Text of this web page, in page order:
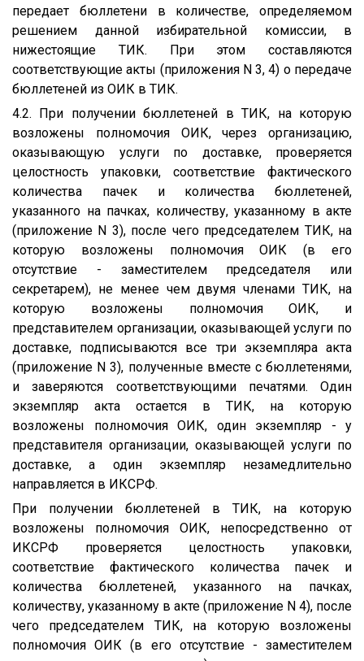
передает бюллетени в количестве, определяемом
решением данной избирательной комиссии, в
нижестоящие ТИК. При этом составляются
соответствующие акты (приложения N 3, 4) о передаче
бюллетеней из ОИК в ТИК.
4.2. При получении бюллетеней в ТИК, на которую
возложены полномочия ОИК, через организацию,
оказывающую услуги по доставке, проверяется
целостность упаковки, соответствие фактического
количества пачек и количества бюллетеней,
указанного на пачках, количеству, указанному в акте
(приложение N 3), после чего председателем ТИК, на
которую возложены полномочия ОИК (в его
отсутствие - заместителем председателя или
секретарем), не менее чем двумя членами ТИК, на
которую возложены полномочия ОИК, и
представителем организации, оказывающей услуги по
доставке, подписываются все три экземпляра акта
(приложение N 3), полученные вместе с бюллетенями,
и заверяются соответствующими печатями. Один
экземпляр акта остается в ТИК, на которую
возложены полномочия ОИК, один экземпляр - у
представителя организации, оказывающей услуги по
доставке, а один экземпляр незамедлительно
направляется в ИКСРФ.
При получении бюллетеней в ТИК, на которую
возложены полномочия ОИК, непосредственно от
ИКСРФ проверяется целостность упаковки,
соответствие фактического количества пачек и
количества бюллетеней, указанного на пачках,
количеству, указанному в акте (приложение N 4), после
чего председателем ТИК, на которую возложены
полномочия ОИК (в его отсутствие - заместителем